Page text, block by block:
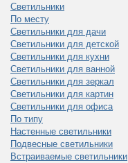
Светильники
По месту
Светильники для дачи
Светильники для детской
Светильники для кухни
Светильники для ванной
Светильники для зеркал
Светильники для картин
Светильники для офиса
По типу
Настенные светильники
Подвесные светильники
Встраиваемые светильники